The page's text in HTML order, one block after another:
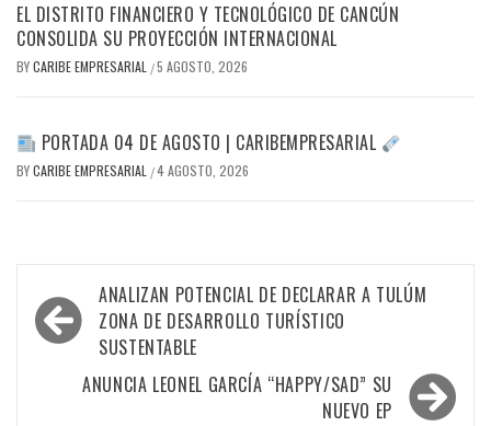
EL DISTRITO FINANCIERO Y TECNOLÓGICO DE CANCÚN
CONSOLIDA SU PROYECCIÓN INTERNACIONAL
BYCARIBE EMPRESARIAL /5 AGOSTO, 2026
PORTADA 04 DE AGOSTO | CARIBEMPRESARIAL
BYCARIBE EMPRESARIAL /4 AGOSTO, 2026
Navegación
de
entradas
ANALIZAN POTENCIAL DE DECLARAR A TULÚM
ZONA DE DESARROLLO TURÍSTICO
SUSTENTABLE
ANUNCIA LEONEL GARCÍA “HAPPY/SAD” SU
NUEVO EP